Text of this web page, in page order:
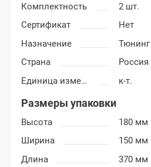
Комплектность
2 шт.
Сертификат
Нет
Назначение
Тюнинг
Страна
Россия
Единица измерения
к-т.
Размеры упаковки
Высота
180 мм
Ширина
150 мм
Длина
370 мм